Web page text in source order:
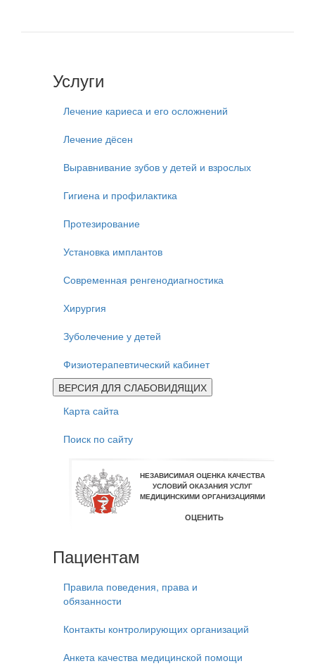
Услуги
Лечение кариеса и его осложнений
Лечение дёсен
Выравнивание зубов у детей и взрослых
Гигиена и профилактика
Протезирование
Установка имплантов
Современная ренгенодиагностика
Хирургия
Зуболечение у детей
Физиотерапевтический кабинет
ВЕРСИЯ ДЛЯ СЛАБОВИДЯЩИХ
Карта сайта
Поиск по сайту
Пациентам
Правила поведения, права и
обязанности
Контакты контролирующих организаций
Анкета качества медицинской помощи